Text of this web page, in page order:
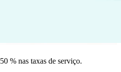
% nas taxas de serviço.